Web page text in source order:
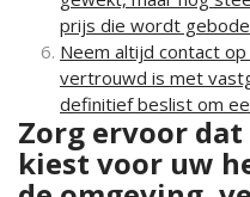
prijs die wordt
Neem altijd contact
vertrouwd is met
definitief beslist om
Zorg ervoor
kiest voor uw